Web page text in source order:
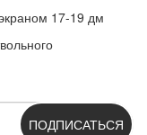
17-19 дм
ПОДПИСАТЬСЯ